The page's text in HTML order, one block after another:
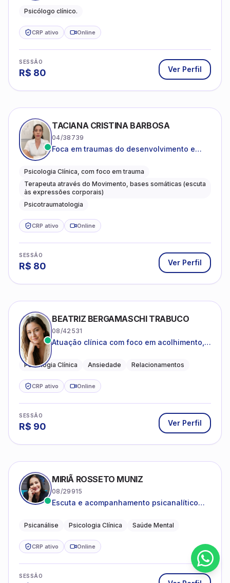
Psicólogo clínico.
CRP ativo Online
SESSÃO
R$ 80 Ver Perfil
TACIANA CRISTINA BARBOSA
04/38739
Foca em traumas do desenvolvimento e
Psicologia Clínica, com foco em trauma
Terapeuta através do Movimento, bases somáticas (escuta
às expressões corporais)
Psicotraumatologia
CRP ativo Online
SESSÃO
R$ 80 Ver Perfil
BEATRIZ BERGAMASCHI TRABUCO
08/42531
Atuação clínica com foco em acolhimento,
Psicologia Clínica Ansiedade Relacionamentos
CRP ativo Online
SESSÃO
R$ 90 Ver Perfil
MIRIÃ ROSSETO MUNIZ
08/29915
Escuta e acompanhamento psicanalítico
Psicanálise Psicologia Clínica Saúde Mental
CRP ativo Online
SESSÃO